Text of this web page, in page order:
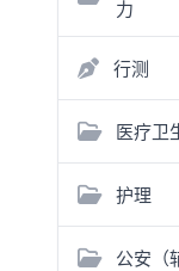
力
行测
医疗卫
护理
公安（